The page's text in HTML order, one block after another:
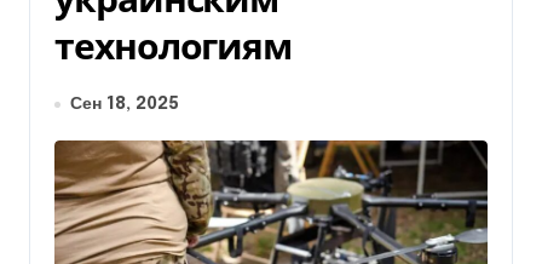
технологиям
Сен 18, 2025